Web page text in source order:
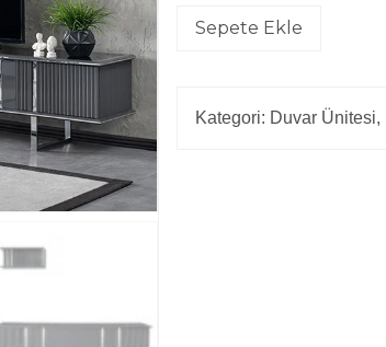
Sepete Ekle
Kategori: Duvar Ünitesi,